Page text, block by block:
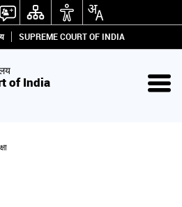
SUPREME COURT OF INDIA
of India